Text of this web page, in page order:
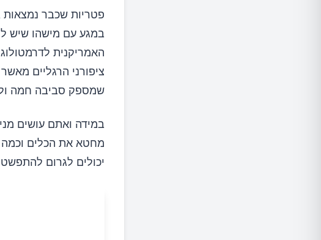
פטריות שכבר נמצאות
במגע עם מישהו שיש
ציפורני הרגליים
שמספק סביבה חמה
במידה ואתם עושים
מחטא את הכלים וכמה
יכולים לגרום